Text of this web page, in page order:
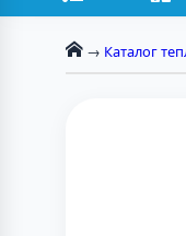
→ Каталог